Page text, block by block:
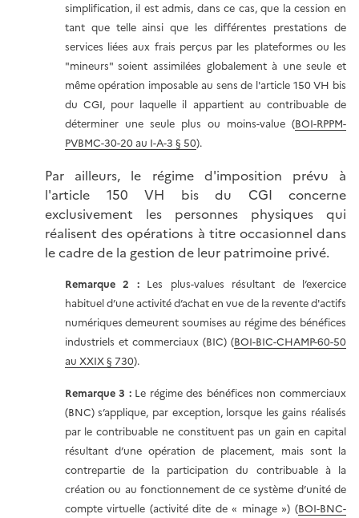
simplification, il est admis, dans ce cas, que la cession en
tant que telle ainsi que les différentes prestations de
services liées aux frais perçus par les plateformes ou les
"mineurs" soient assimilées globalement à une seule et
même opération imposable au sens de l'article 150 VH bis
du CGI, pour laquelle il appartient au contribuable de
déterminer une seule plus ou moins-value (BOI-RPPM-
PVBMC-30-20 au I-A-3 § 50).
Par ailleurs, le régime d'imposition prévu à
l'article 150 VH bis du CGI concerne
exclusivement les personnes physiques qui
réalisent des opérations à titre occasionnel dans
le cadre de la gestion de leur patrimoine privé.
Remarque 2 :Les plus-values résultant de l’exercice
habituel d’une activité d’achat en vue de la revente d'actifs
numériques demeurent soumises au régime des bénéfices
industriels et commerciaux (BIC) (BOI-BIC-CHAMP-60-50
au XXIX § 730).
Remarque 3 :Le régime des bénéfices non commerciaux
(BNC) s’applique, par exception, lorsque les gains réalisés
par le contribuable ne constituent pas un gain en capital
résultant d’une opération de placement, mais sont la
contrepartie de la participation du contribuable à la
création ou au fonctionnement de ce système d’unité de
compte virtuelle (activité dite de « minage ») (BOI-BNC-